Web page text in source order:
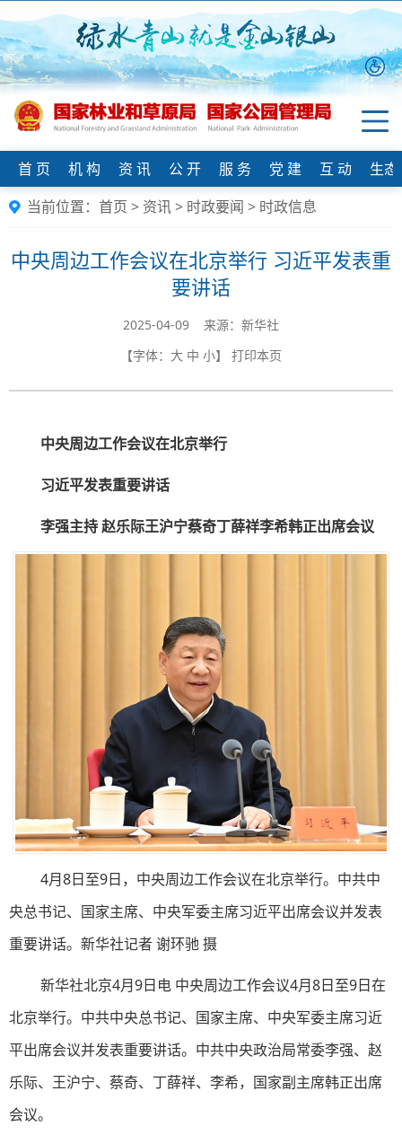
首 页 机 构 资 讯 公 开 服 务 党 建 互 动
生
当前位置： 首页 > 资讯> 时政要闻 > 时政信息
中央周边工作会议在北京举行 习近平发表重
要讲话
2025-04-09 来源：新华社
【字体： 大 中 小】 打印本页
中央周边工作会议在北京举行
习近平发表重要讲话
李强主持 赵乐际王沪宁蔡奇丁薛祥李希韩正出席会议
4月8日至9日，中央周边工作会议在北京举行。中共中
央总书记、国家主席、中央军委主席习近平出席会议并发表
重要讲话。新华社记者 谢环驰 摄
新华社北京4月9日电 中央周边工作会议4月8日至9日在
北京举行。中共中央总书记、国家主席、中央军委主席习近
平出席会议并发表重要讲话。中共中央政治局常委李强、赵
乐际、王沪宁、蔡奇、丁薛祥、李希，国家副主席韩正出席
会议。